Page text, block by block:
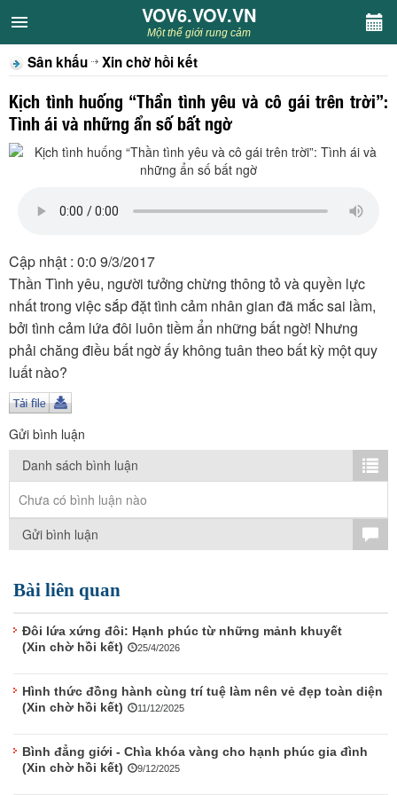
VOV6.VOV.VN
CHUYÊN MỤC
Khách VOV6
Văn học
Nghệ thuật
Thiếu nhi
Kết nối VOV6
TÌM KIẾM
Vận hành bởi QI Corp
VOV6.VOV.VN
Một thế giới rung cảm
Sân khấu Xin chờ hồi kết
Kịch tình huống “Thần tình yêu và cô gái trên trời”:
Tình ái và những ẩn số bất ngờ
Cập nhật : 0:0 9/3/2017
Thần Tình yêu, người tưởng chừng thông tỏ và quyền lực
nhất trong việc sắp đặt tình cảm nhân gian đã mắc sai lầm,
bởi tình cảm lứa đôi luôn tiềm ẩn những bất ngờ! Nhưng
phải chăng điều bất ngờ ấy không tuân theo bất kỳ một quy
luất nào?
Gửi bình luận
Danh sách bình luận
Chưa có bình luận nào
Gửi bình luận
Bài liên quan
Đôi lứa xứng đôi: Hạnh phúc từ những mảnh khuyết
(Xin chờ hồi kết)
25/4/2026
Hình thức đồng hành cùng trí tuệ làm nên vẻ đẹp toàn diện
(Xin chờ hồi kết)
11/12/2025
Bình đẳng giới - Chìa khóa vàng cho hạnh phúc gia đình
(Xin chờ hồi kết)
9/12/2025